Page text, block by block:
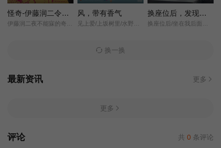
怪奇-伊藤润二令人彻夜难眠的奇异故事 风，带有香气 换座位后，发现身后的男生好像喜欢我
换一换
最新资讯 更多
更多
评论 共 0 条评论